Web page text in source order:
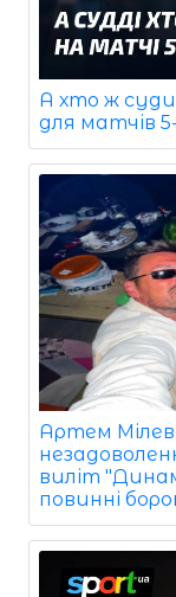
А хто ж
для матчів
Артем
виліт
повинні